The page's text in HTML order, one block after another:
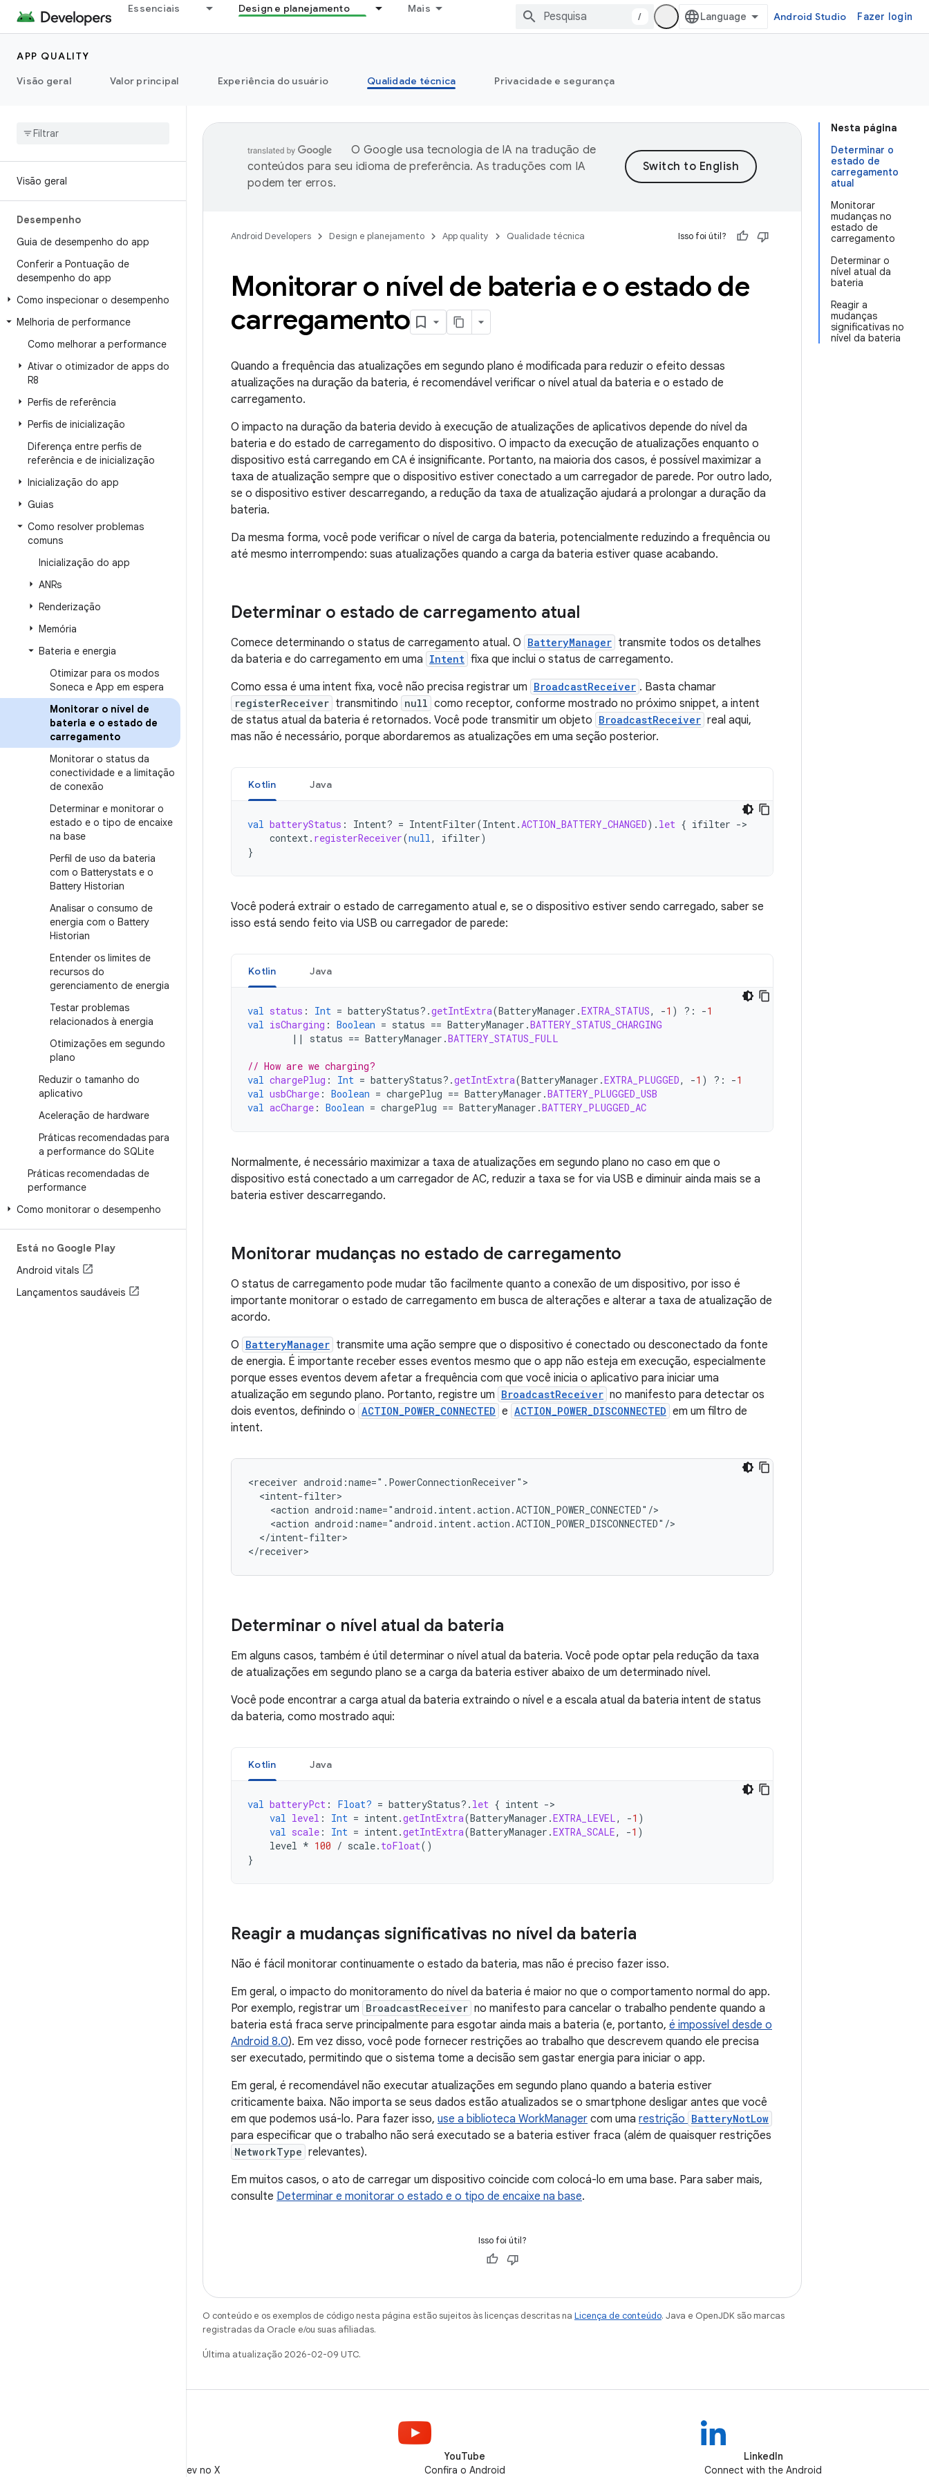
Essenciais Design e planejamento Mais
/ Android Studio Fazer login
APP QUALITY
Visão geral
Valor principal Experiência do usuário Qualidade técnica Privacidade e segurança
Visão geral
Desempenho
Guia de desempenho do app
Conferir a Pontuação de
desempenho do app
Como inspecionar o desempenho
Melhoria de performance
Como melhorar a performance
Ativar o otimizador de apps do
R8
Perfis de referência
Perfis de inicialização
Diferença entre perfis de
referência e de inicialização
Inicialização do app
Guias
Como resolver problemas
comuns
Inicialização do app
ANRs
Renderização
Memória
Bateria e energia
Otimizar para os modos
Soneca e App em espera
Monitorar o nível de
bateria e o estado de
carregamento
Monitorar o status da
conectividade e a limitação
de conexão
Determinar e monitorar o
estado e o tipo de encaixe
na base
Perfil de uso da bateria
com o Batterystats e o
Battery Historian
Analisar o consumo de
energia com o Battery
Historian
Entender os limites de
recursos do
gerenciamento de energia
Testar problemas
relacionados à energia
Otimizações em segundo
plano
Reduzir o tamanho do
aplicativo
Aceleração de hardware
Práticas recomendadas para
a performance do SQLite
Práticas recomendadas de
performance
Como monitorar o desempenho
Está no Google Play
Android vitals
Lançamentos saudáveis
Nesta página
Determinar o
estado de
carregamento
atual
Monitorar
mudanças no
estado de
carregamento
Determinar o
nível atual da
bateria
Reagir a
mudanças
significativas no
nível da bateria
O Google usa tecnologia de IA na tradução de
conteúdos para seu idioma de preferência. As traduções com IA
podem ter erros.
Android Developers Design e planejamento App quality Qualidade técnica Isso foi útil?
Monitorar o nível de bateria e o estado de
carregamento
Quando a frequência das atualizações em segundo plano é modificada para reduzir o efeito dessas
atualizações na duração da bateria, é recomendável verificar o nível atual da bateria e o estado de
carregamento.
O impacto na duração da bateria devido à execução de atualizações de aplicativos depende do nível da
bateria e do estado de carregamento do dispositivo. O impacto da execução de atualizações enquanto o
dispositivo está carregando em CA é insignificante. Portanto, na maioria dos casos, é possível maximizar a
taxa de atualização sempre que o dispositivo estiver conectado a um carregador de parede. Por outro lado,
se o dispositivo estiver descarregando, a redução da taxa de atualização ajudará a prolongar a duração da
bateria.
Da mesma forma, você pode verificar o nível de carga da bateria, potencialmente reduzindo a frequência ou
até mesmo interrompendo: suas atualizações quando a carga da bateria estiver quase acabando.
Determinar o estado de carregamento atual
Comece determinando o status de carregamento atual. O BatteryManager transmite todos os detalhes
da bateria e do carregamento em uma Intent fixa que inclui o status de carregamento.
Como essa é uma intent fixa, você não precisa registrar um BroadcastReceiver . Basta chamar
registerReceiver transmitindo null como receptor, conforme mostrado no próximo snippet, a intent
de status atual da bateria é retornados. Você pode transmitir um objeto BroadcastReceiver real aqui,
mas não é necessário, porque abordaremos as atualizações em uma seção posterior.
Kotlin Java
val batteryStatus : Intent? = IntentFilter(Intent.ACTION_BATTERY_CHANGED). let { ifilter -
context. registerReceiver(null, ifilter)
}
Você poderá extrair o estado de carregamento atual e, se o dispositivo estiver sendo carregado, saber se
isso está sendo feito via USB ou carregador de parede:
Kotlin Java
val status : Int = batteryStatus?.getIntExtra(BatteryManager .EXTRA_STATUS, -1 ) ?: -1
val isCharging : Boolean = status == BatteryManager .BATTERY_STATUS_CHARGING
||
status == BatteryManager .BATTERY_STATUS_FULL
// How are we charging?
val chargePlug : Int = batteryStatus?.getIntExtra(BatteryManager .EXTRA_PLUGGED, -1 ) ?: -1
val usbCharge : Boolean = chargePlug == BatteryManager .BATTERY_PLUGGED_USB
val acCharge : Boolean = chargePlug == BatteryManager .BATTERY_PLUGGED_AC
Normalmente, é necessário maximizar a taxa de atualizações em segundo plano no caso em que o
dispositivo está conectado a um carregador de AC, reduzir a taxa se for via USB e diminuir ainda mais se a
bateria estiver descarregando.
Monitorar mudanças no estado de carregamento
O status de carregamento pode mudar tão facilmente quanto a conexão de um dispositivo, por isso é
importante monitorar o estado de carregamento em busca de alterações e alterar a taxa de atualização de
acordo.
O BatteryManager transmite uma ação sempre que o dispositivo é conectado ou desconectado da fonte
de energia. É importante receber esses eventos mesmo que o app não esteja em execução, especialmente
porque esses eventos devem afetar a frequência com que você inicia o aplicativo para iniciar uma
atualização em segundo plano. Portanto, registre um BroadcastReceiver no manifesto para detectar os
dois eventos, definindo o ACTION_POWER_CONNECTED e ACTION_POWER_DISCONNECTED em um filtro de
intent.
<receiver
<action
<action
</intent-filter>
</receiver>
Determinar o nível atual da bateria
Em alguns casos, também é útil determinar o nível atual da bateria. Você pode optar pela redução da taxa
de atualizações em segundo plano se a carga da bateria estiver abaixo de um determinado nível.
Você pode encontrar a carga atual da bateria extraindo o nível e a escala atual da bateria intent de status
da bateria, como mostrado aqui:
Kotlin Java
val batteryPct : Float? = batteryStatus?. let { intent -
val level : Int = intent.getIntExtra(BatteryManager .EXTRA_LEVEL, -1 )
val scale : Int = intent.getIntExtra(BatteryManager .EXTRA_SCALE, -1 )
level * 100 / scale. toFloat()
}
Reagir a mudanças significativas no nível da bateria
Não é fácil monitorar continuamente o estado da bateria, mas não é preciso fazer isso.
Em geral, o impacto do monitoramento do nível da bateria é maior no que o comportamento normal do app.
Por exemplo, registrar um BroadcastReceiver no manifesto para cancelar o trabalho pendente quando a
bateria está fraca serve principalmente para esgotar ainda mais a bateria (e, portanto, é impossível desde o
Android 8.0). Em vez disso, você pode fornecer restrições ao trabalho que descrevem quando ele precisa
ser executado, permitindo que o sistema tome a decisão sem gastar energia para iniciar o app.
Em geral, é recomendável não executar atualizações em segundo plano quando a bateria estiver
criticamente baixa. Não importa se seus dados estão atualizados se o smartphone desligar antes que você
em que podemos usá-lo. Para fazer isso, use a biblioteca WorkManager com uma restrição BatteryNotLow
para especificar que o trabalho não será executado se a bateria estiver fraca (além de quaisquer restrições
NetworkType relevantes).
Em muitos casos, o ato de carregar um dispositivo coincide com colocá-lo em uma base. Para saber mais,
consulte Determinar e monitorar o estado e o tipo de encaixe na base.
Isso foi útil?
O conteúdo e os exemplos de código nesta página estão sujeitos às licenças descritas na Licença de conteúdo. Java e OpenJDK são marcas
registradas da Oracle e/ou suas afiliadas.
Última atualização 2026-02-09 UTC.
Siga @AndroidDev no X
YouTube
Confira o Android
LinkedIn
Connect with the Android